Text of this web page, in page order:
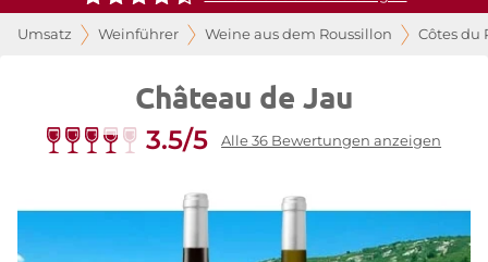
Umsatz Weinführer Weine aus dem Roussillon Côtes du
Château de Jau
3.5/5 Alle 36 Bewertungen anzeigen